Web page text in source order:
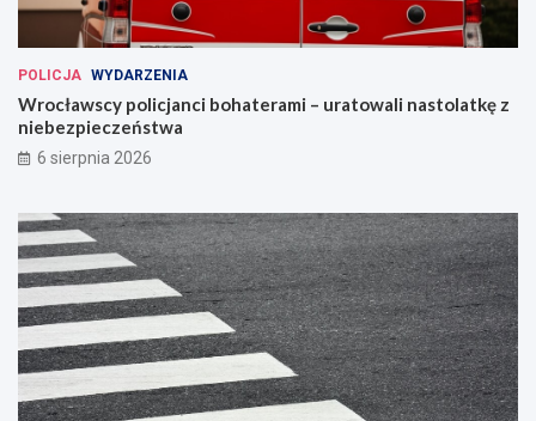
POLICJA WYDARZENIA
Wrocławscy policjanci bohaterami – uratowali nastolatkę z
niebezpieczeństwa
6 sierpnia 2026